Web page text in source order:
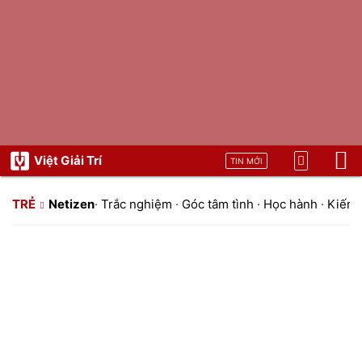
Việt Giải Trí TIN MỚI
TRẺ Netizen· Trắc nghiệm · Góc tâm tình · Học hành · Kiến